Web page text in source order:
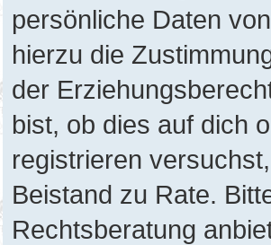
persönliche Daten
hierzu die
der
bist, ob dies auf dich
registrieren
Beistand zu Rate.
Rechtsberatung